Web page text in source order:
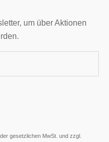
um über Aktionen
gesetzlichen MwSt. und zzgl.